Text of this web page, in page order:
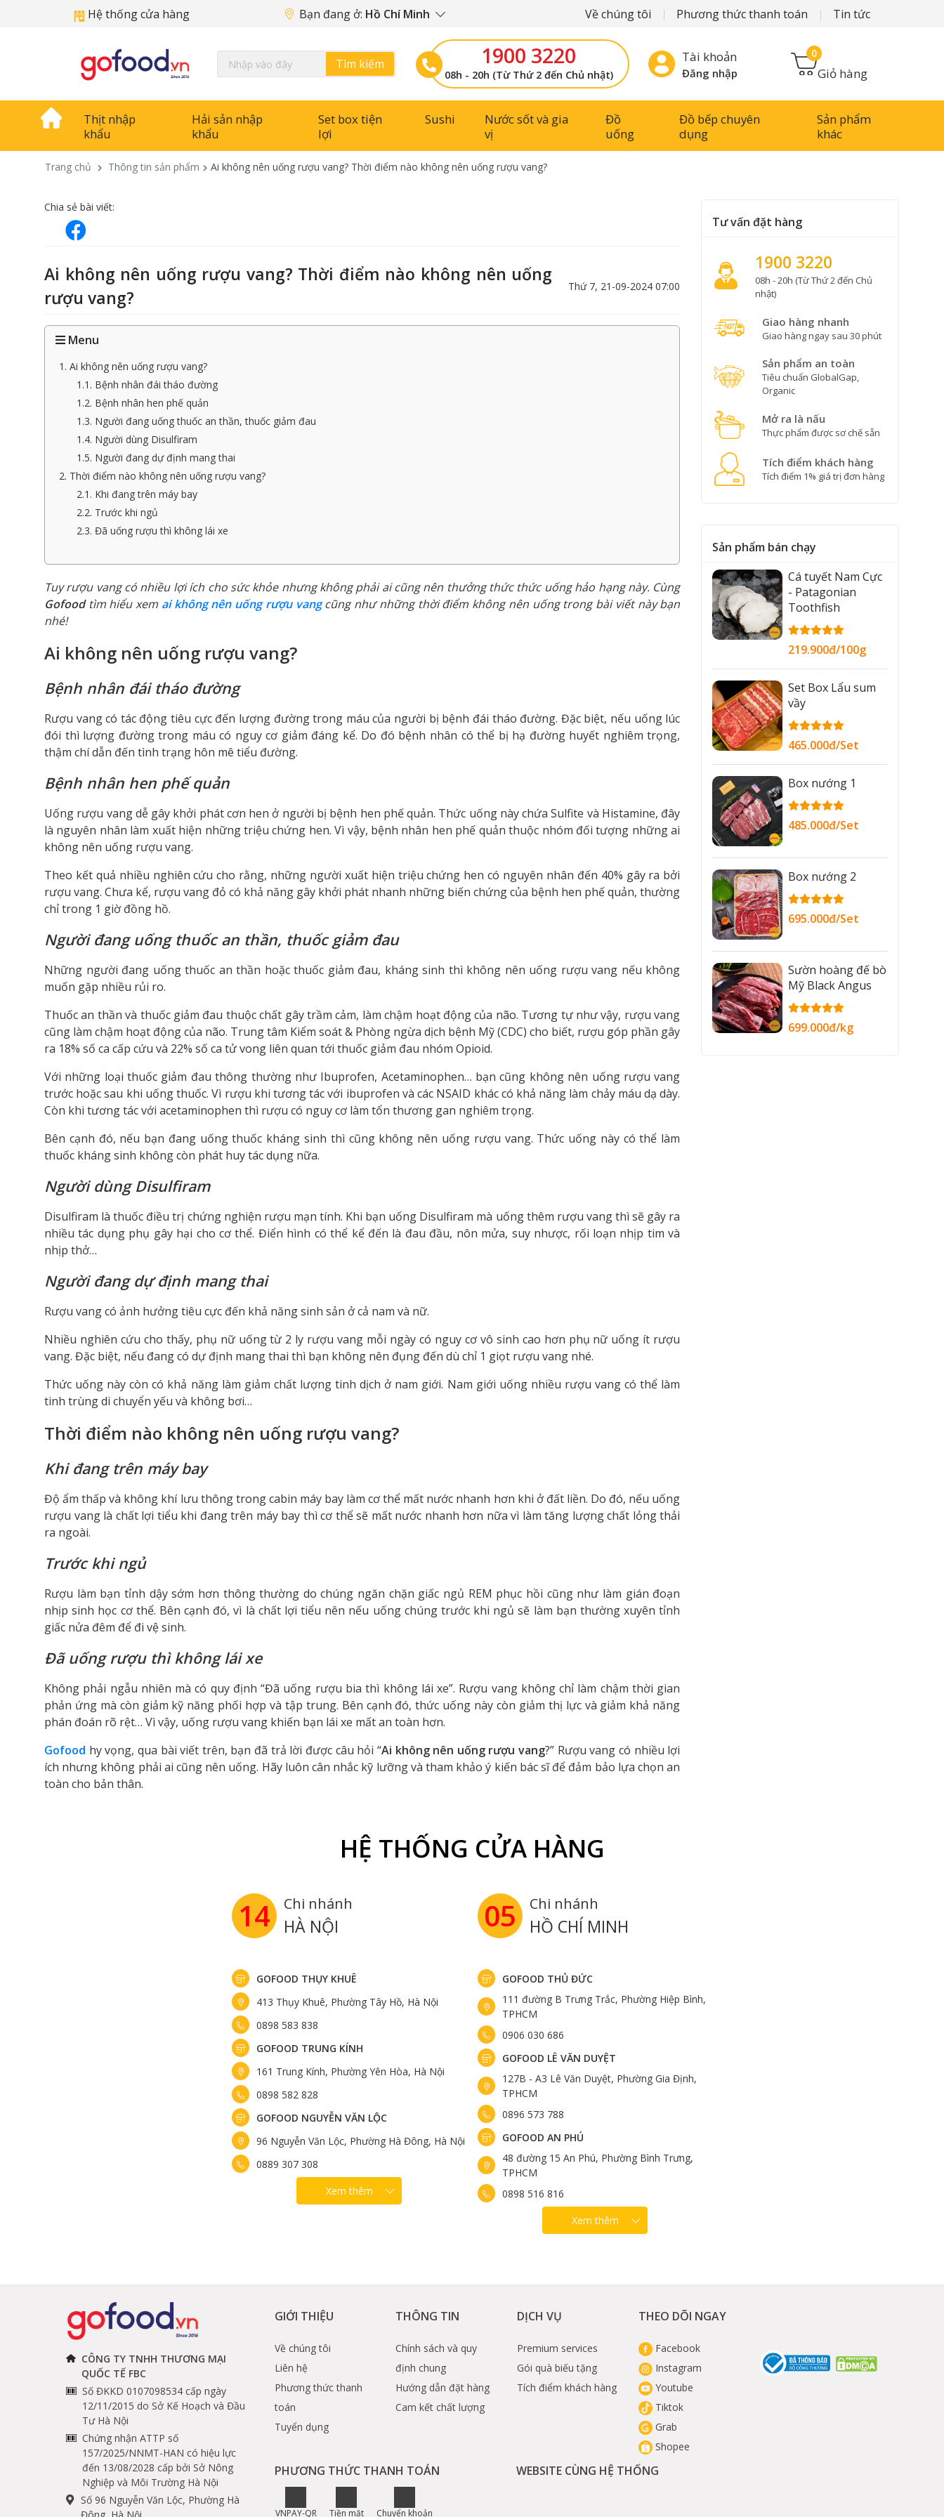
Hệ thống cửa hàng Bạn đang ở: Hồ Chí Minh Về chúng tôi Phương thức thanh toán Tin tức
Tìm kiếm 1900 3220
08h - 20h (Từ Thứ 2 đến Chủ nhật)
Tài khoản
Đăng nhập Giỏ hàng
0
Thịt nhập
khẩu
Hải sản nhập
khẩu
Set box tiện
lợi
Sushi
Nước sốt và gia
vị
Đồ
uống
Đồ bếp chuyên
dụng
Sản phẩm
khác
Trang chủ Thông tin sản phẩm Ai không nên uống rượu vang? Thời điểm nào không nên uống rượu vang?
Chia sẻ bài viết:
Ai không nên uống rượu vang? Thời điểm nào không nên uống
rượu vang?
Thứ 7, 21-09-2024 07:00
Menu
1. Ai không nên uống rượu vang?
1.1. Bệnh nhân đái tháo đường
1.2. Bệnh nhân hen phế quản
1.3. Người đang uống thuốc an thần, thuốc giảm đau
1.4. Người dùng Disulfiram
1.5. Người đang dự định mang thai
2. Thời điểm nào không nên uống rượu vang?
2.1. Khi đang trên máy bay
2.2. Trước khi ngủ
2.3. Đã uống rượu thì không lái xe
Tuy rượu vang có nhiều lợi ích cho sức khỏe nhưng không phải ai cũng nên thưởng thức thức uống hảo hạng này. Cùng
Gofoodtìm hiểu xem ai không nên uống rượu vangcũng như những thời điểm không nên uống trong bài viết này bạn
nhé!
Ai không nên uống rượu vang?
Bệnh nhân đái tháo đường
Rượu vang có tác động tiêu cực đến lượng đường trong máu của người bị bệnh đái tháo đường. Đặc biệt, nếu uống lúc
đói thì lượng đường trong máu có nguy cơ giảm đáng kể. Do đó bệnh nhân có thể bị hạ đường huyết nghiêm trọng,
thậm chí dẫn đến tình trạng hôn mê tiểu đường.
Bệnh nhân hen phế quản
Uống rượu vang dễ gây khởi phát cơn hen ở người bị bệnh hen phế quản. Thức uống này chứa Sulfite và Histamine, đây
là nguyên nhân làm xuất hiện những triệu chứng hen. Vì vậy, bệnh nhân hen phế quản thuộc nhóm đối tượng những ai
không nên uống rượu vang.
Theo kết quả nhiều nghiên cứu cho rằng, những người xuất hiện triệu chứng hen có nguyên nhân đến 40% gây ra bởi
rượu vang. Chưa kể, rượu vang đỏ có khả năng gây khởi phát nhanh những biến chứng của bệnh hen phế quản, thường
chỉ trong 1 giờ đồng hồ.
Người đang uống thuốc an thần, thuốc giảm đau
Những người đang uống thuốc an thần hoặc thuốc giảm đau, kháng sinh thì không nên uống rượu vang nếu không
muốn gặp nhiều rủi ro.
Thuốc an thần và thuốc giảm đau thuộc chất gây trầm cảm, làm chậm hoạt động của não. Tương tự như vậy, rượu vang
cũng làm chậm hoạt động của não. Trung tâm Kiểm soát & Phòng ngừa dịch bệnh Mỹ (CDC) cho biết, rượu góp phần gây
ra 18% số ca cấp cứu và 22% số ca tử vong liên quan tới thuốc giảm đau nhóm Opioid.
Với những loại thuốc giảm đau thông thường như Ibuprofen, Acetaminophen… bạn cũng không nên uống rượu vang
trước hoặc sau khi uống thuốc. Vì rượu khi tương tác với ibuprofen và các NSAID khác có khả năng làm chảy máu dạ dày.
Còn khi tương tác với acetaminophen thì rượu có nguy cơ làm tổn thương gan nghiêm trọng.
Bên cạnh đó, nếu bạn đang uống thuốc kháng sinh thì cũng không nên uống rượu vang. Thức uống này có thể làm
thuốc kháng sinh không còn phát huy tác dụng nữa.
Người dùng Disulfiram
Disulfiram là thuốc điều trị chứng nghiện rượu mạn tính. Khi bạn uống Disulfiram mà uống thêm rượu vang thì sẽ gây ra
nhiều tác dụng phụ gây hại cho cơ thể. Điển hình có thể kể đến là đau đầu, nôn mửa, suy nhược, rối loạn nhịp tim và
nhịp thở…
Người đang dự định mang thai
Rượu vang có ảnh hưởng tiêu cực đến khả năng sinh sản ở cả nam và nữ.
Nhiều nghiên cứu cho thấy, phụ nữ uống từ 2 ly rượu vang mỗi ngày có nguy cơ vô sinh cao hơn phụ nữ uống ít rượu
vang. Đặc biệt, nếu đang có dự định mang thai thì bạn không nên đụng đến dù chỉ 1 giọt rượu vang nhé.
Thức uống này còn có khả năng làm giảm chất lượng tinh dịch ở nam giới. Nam giới uống nhiều rượu vang có thể làm
tinh trùng di chuyển yếu và không bơi…
Thời điểm nào không nên uống rượu vang?
Khi đang trên máy bay
Độ ẩm thấp và không khí lưu thông trong cabin máy bay làm cơ thể mất nước nhanh hơn khi ở đất liền. Do đó, nếu uống
rượu vang là chất lợi tiểu khi đang trên máy bay thì cơ thể sẽ mất nước nhanh hơn nữa vì làm tăng lượng chất lỏng thải
ra ngoài.
Trước khi ngủ
Rượu làm bạn tỉnh dậy sớm hơn thông thường do chúng ngăn chặn giấc ngủ REM phục hồi cũng như làm gián đoạn
nhịp sinh học cơ thể. Bên cạnh đó, vì là chất lợi tiểu nên nếu uống chúng trước khi ngủ sẽ làm bạn thường xuyên tỉnh
giấc nửa đêm để đi vệ sinh.
Đã uống rượu thì không lái xe
Không phải ngẫu nhiên mà có quy định “Đã uống rượu bia thì không lái xe”. Rượu vang không chỉ làm chậm thời gian
phản ứng mà còn giảm kỹ năng phối hợp và tập trung. Bên cạnh đó, thức uống này còn giảm thị lực và giảm khả năng
phán đoán rõ rệt… Vì vậy, uống rượu vang khiến bạn lái xe mất an toàn hơn.
Gofood hy vọng, qua bài viết trên, bạn đã trả lời được câu hỏi “Ai không nên uống rượu vang?” Rượu vang có nhiều lợi
ích nhưng không phải ai cũng nên uống. Hãy luôn cân nhắc kỹ lưỡng và tham khảo ý kiến bác sĩ để đảm bảo lựa chọn an
toàn cho bản thân.
Tư vấn đặt hàng
1900 3220
08h - 20h (Từ Thứ 2 đến Chủ
nhật)
Giao hàng nhanh
Giao hàng ngay sau 30 phút
Sản phẩm an toàn
Tiêu chuẩn GlobalGap,
Organic
Mở ra là nấu
Thực phẩm được sơ chế sẵn
Tích điểm khách hàng
Tích điểm 1% giá trị đơn hàng
Sản phẩm bán chạy
Cá tuyết Nam Cực
- Patagonian
Toothfish
219.900đ/100g
Set Box Lẩu sum
vầy
465.000đ/Set
Box nướng 1
485.000đ/Set
Box nướng 2
695.000đ/Set
Sườn hoàng đế bò
Mỹ Black Angus
699.000đ/kg
HỆ THỐNG CỬA HÀNG
14 Chi nhánh
HÀ NỘI
GOFOOD THỤY KHUÊ
413 Thụy Khuê, Phường Tây Hồ, Hà Nội
0898 583 838
GOFOOD TRUNG KÍNH
161 Trung Kính, Phường Yên Hòa, Hà Nội
0898 582 828
GOFOOD NGUYỄN VĂN LỘC
96 Nguyễn Văn Lộc, Phường Hà Đông, Hà Nội
0889 307 308
Xem thêm
05 Chi nhánh
HỒ CHÍ MINH
GOFOOD THỦ ĐỨC
111 đường B Trưng Trắc, Phường Hiệp Bình,
TPHCM
0906 030 686
GOFOOD LÊ VĂN DUYỆT
127B - A3 Lê Văn Duyệt, Phường Gia Định,
TPHCM
0896 573 788
GOFOOD AN PHÚ
48 đường 15 An Phú, Phường Bình Trưng,
TPHCM
0898 516 816
Xem thêm
CÔNG TY TNHH THƯƠNG MẠI
QUỐC TẾ FBC
Số ĐKKD 0107098534 cấp ngày
12/11/2015 do Sở Kế Hoạch và Đầu
Tư Hà Nội
Chứng nhận ATTP số
157/2025/NNMT-HAN có hiệu lực
đến 13/08/2028 cấp bởi Sở Nông
Nghiệp và Môi Trường Hà Nội
Số 96 Nguyễn Văn Lộc, Phường Hà
GIỚI THIỆU
Về chúng tôi
Liên hệ
Phương thức thanh
toán
Tuyển dụng
THÔNG TIN
Chính sách và quy
định chung
Hướng dẫn đặt hàng
Cam kết chất lượng
DỊCH VỤ
Premium services
Gói quà biếu tặng
Tích điểm khách hàng
THEO DÕI NGAY
Facebook
Instagram
Youtube
Tiktok
Grab
Shopee
PHƯƠNG THỨC THANH TOÁN
VNPAY-QR Tiền mặt Chuyển khoản
WEBSITE CÙNG HỆ THỐNG